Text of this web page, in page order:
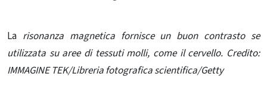
La risonanza magnetica fornisce un buon contrasto se
utilizzata su aree di tessuti molli, come il cervello. Credito:
IMMAGINE TEK/Libreria fotografica scientifica/Getty